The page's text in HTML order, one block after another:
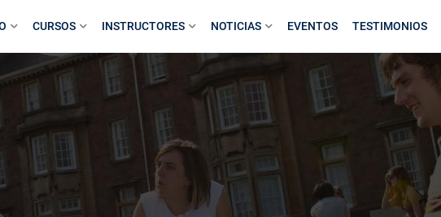
CURSOS INSTRUCTORES NOTICIAS EVENTOS TESTIMONIOS